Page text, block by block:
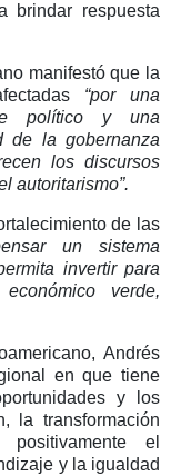
brindar respuesta
manifestó que la
“por una
político y una
de la gobernanza
los discursos
autoritarismo”.
de las
un sistema
invertir para
verde,
Andrés
en que tiene
y los
la transformación
el
y la igualdad